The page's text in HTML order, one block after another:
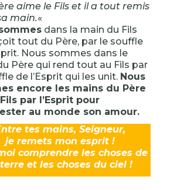
aime le Fils et il a tout remis
main.«
dans la main du Fils
tout du Père, par le souffle
Nous sommes dans le
Père qui rend tout au Fils par
de l’Esprit qui les unit. Nous
encore les mains du Père
par l’Esprit pour
au monde son amour.
tes mains, Seigneur,
je remets mon esprit !
comprendre les choses de
et les choses du ciel !